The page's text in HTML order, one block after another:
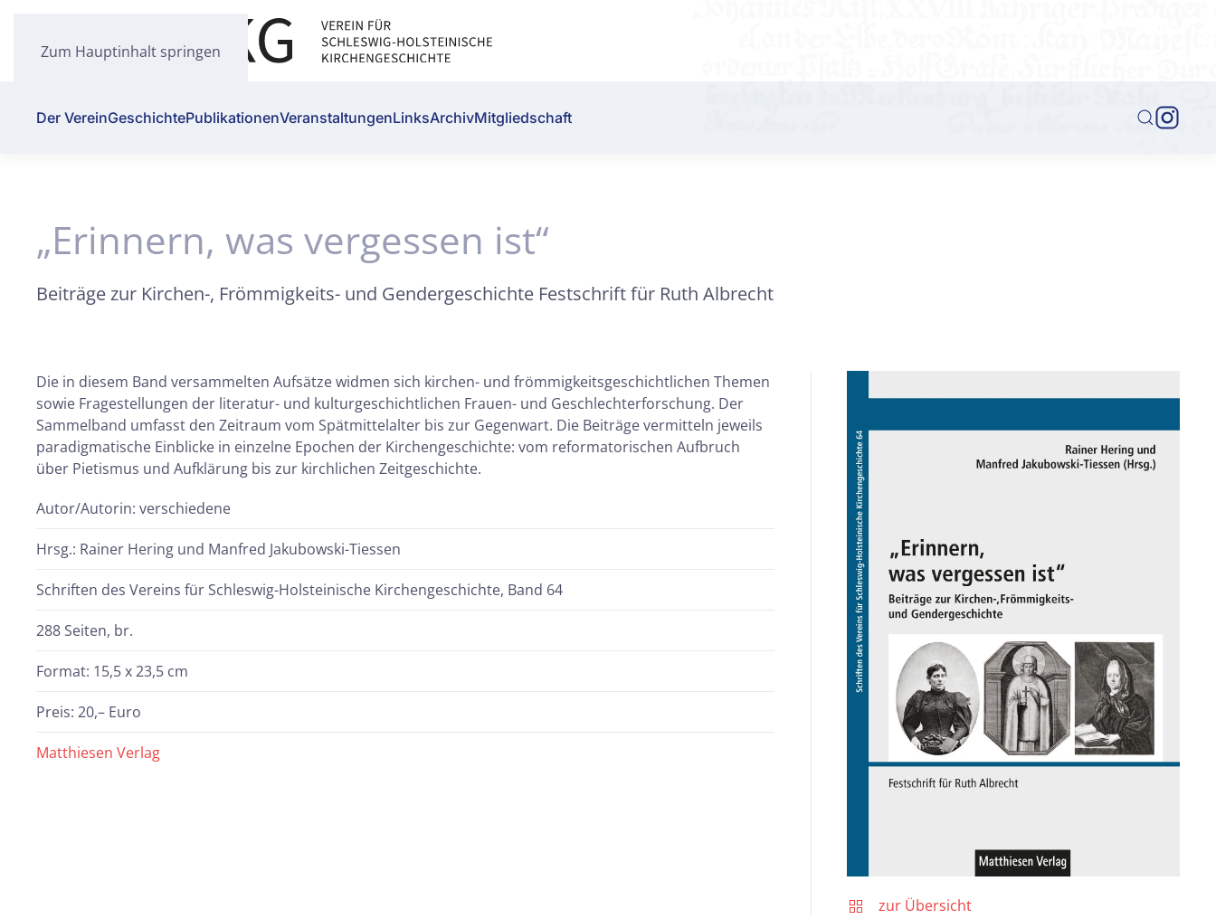
Zum Hauptinhalt springen
Der VereinGeschichtePublikationenVeranstaltungenLinksArchivMitgliedschaft
„Erinnern, was vergessen ist“
Beiträge zur Kirchen-, Frömmigkeits- und Gendergeschichte Festschrift für Ruth Albrecht
Die in diesem Band versammelten Aufsätze widmen sich kirchen- und frömmigkeitsgeschichtlichen Themen
sowie Fragestellungen der literatur- und kulturgeschichtlichen Frauen- und Geschlechterforschung. Der
Sammelband umfasst den Zeitraum vom Spätmittelalter bis zur Gegenwart. Die Beiträge vermitteln jeweils
paradigmatische Einblicke in einzelne Epochen der Kirchengeschichte: vom reformatorischen Aufbruch
über Pietismus und Aufklärung bis zur kirchlichen Zeitgeschichte.
Autor/Autorin: verschiedene
Hrsg.: Rainer Hering und Manfred Jakubowski-Tiessen
Schriften des Vereins für Schleswig-Holsteinische Kirchengeschichte, Band 64
288 Seiten, br.
Format: 15,5 x 23,5 cm
Preis: 20,– Euro
Matthiesen Verlag
zur Übersicht